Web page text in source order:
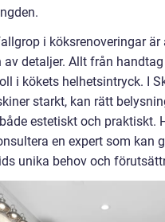
i köksrenoveringar
av detaljer. Allt från
i kökets helhetsintryck. I
starkt, kan rätt
estetiskt och praktiskt.
en expert som kan
unika behov och